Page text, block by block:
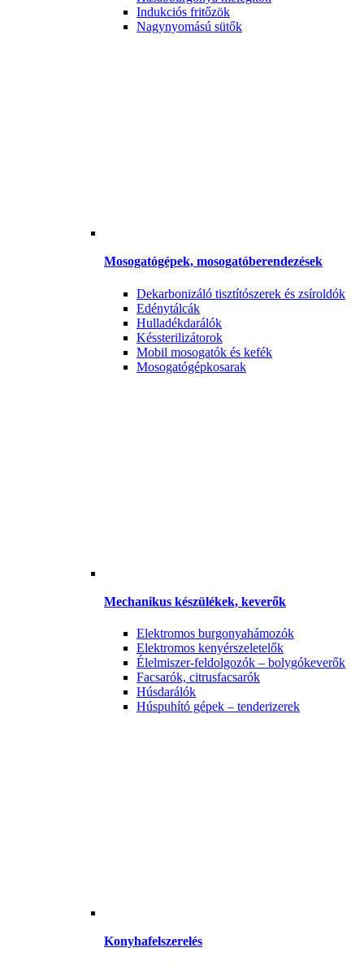
Indukciós fritőzök
Nagynyomású sütők
Mosogatógépek, mosogatóberendezések
Dekarbonizáló tisztítószerek és zsíroldók
Edénytálcák
Hulladékdarálók
Késsterilizátorok
Mobil mosogatók és kefék
Mosogatógépkosarak
Mechanikus készülékek, keverők
Elektromos burgonyahámozók
Elektromos kenyérszeletelők
Élelmiszer-feldolgozók – bolygókeverők
Facsarók, citrusfacsarók
Húsdarálók
Húspuhító gépek – tenderizerek
Konyhafelszerelés